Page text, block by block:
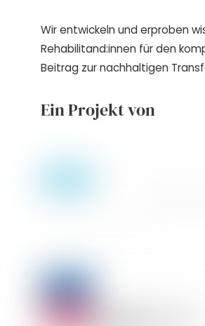
Wir entwickeln und erproben
Rehabilitand:innen für den
Beitrag zur nachhaltigen
Ein Projekt von